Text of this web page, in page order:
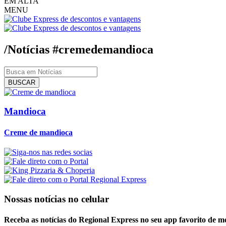
MENU
/Notícias #cremedemandioca
BUSCAR
Mandioca
Creme de mandioca
Nossas notícias no celular
Receba as notícias do Regional Express no seu app favorito de